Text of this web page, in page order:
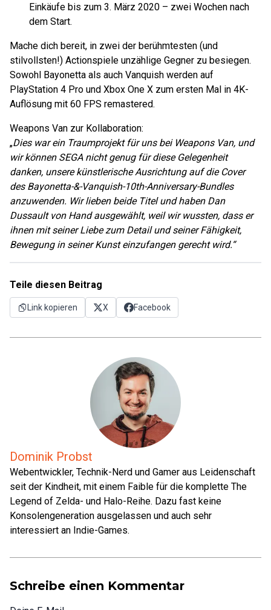
Einkäufe bis zum 3. März 2020 – zwei Wochen nach
dem Start.
Mache dich bereit, in zwei der berühmtesten (und
stilvollsten!) Actionspiele unzählige Gegner zu besiegen.
Sowohl Bayonetta als auch Vanquish werden auf
PlayStation 4 Pro und Xbox One X zum ersten Mal in 4K-
Auflösung mit 60 FPS remastered.
Weapons Van zur Kollaboration:
„Dies war ein Traumprojekt für uns bei Weapons Van, und
wir können SEGA nicht genug für diese Gelegenheit
danken, unsere künstlerische Ausrichtung auf die Cover
des Bayonetta-&-Vanquish-10th-Anniversary-Bundles
anzuwenden. Wir lieben beide Titel und haben Dan
Dussault von Hand ausgewählt, weil wir wussten, dass er
ihnen mit seiner Liebe zum Detail und seiner Fähigkeit,
Bewegung in seiner Kunst einzufangen gerecht wird.“
Teile diesen Beitrag
Link kopieren X Facebook
Dominik Probst
Webentwickler, Technik-Nerd und Gamer aus Leidenschaft
seit der Kindheit, mit einem Faible für die komplette The
Legend of Zelda- und Halo-Reihe. Dazu fast keine
Konsolengeneration ausgelassen und auch sehr
interessiert an Indie-Games.
Schreibe einen Kommentar